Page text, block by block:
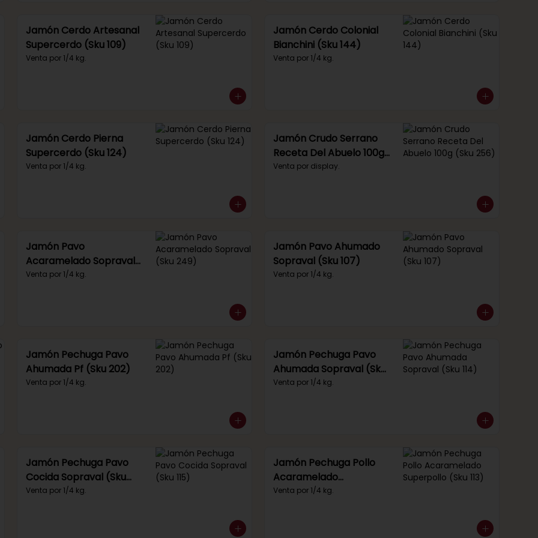
Jamón Cerdo Artesanal
Supercerdo (Sku 109)
Venta por 1/4 kg.
Jamón Cerdo Colonial
Bianchini (Sku 144)
Venta por 1/4 kg.
Jamón Cerdo Pierna
Supercerdo (Sku 124)
Venta por 1/4 kg.
Jamón Crudo Serrano
Receta Del Abuelo 100g
(Sku 256)
Venta por display.
Jamón Pavo
Acaramelado Sopraval
(Sku 249)
Venta por 1/4 kg.
Jamón Pavo Ahumado
Sopraval (Sku 107)
Venta por 1/4 kg.
Jamón Pechuga Pavo
Ahumada Pf (Sku 202)
Venta por 1/4 kg.
Jamón Pechuga Pavo
Ahumada Sopraval (Sku
114)
Venta por 1/4 kg.
Jamón Pechuga Pavo
Cocida Sopraval (Sku
115)
Venta por 1/4 kg.
Jamón Pechuga Pollo
Acaramelado
Superpollo (Sku 113)
Venta por 1/4 kg.